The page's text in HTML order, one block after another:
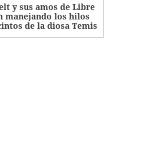
y sus amos de Libre
manejando los hilos
de la diosa Temis